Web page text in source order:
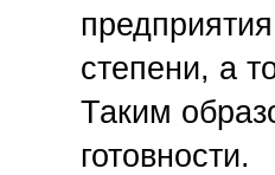
степени, а
Таким
готовности.